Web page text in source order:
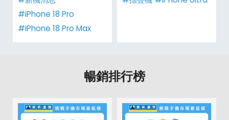
#iPhone 18 Pro
#iPhone 18 Pro Max
暢銷排行榜